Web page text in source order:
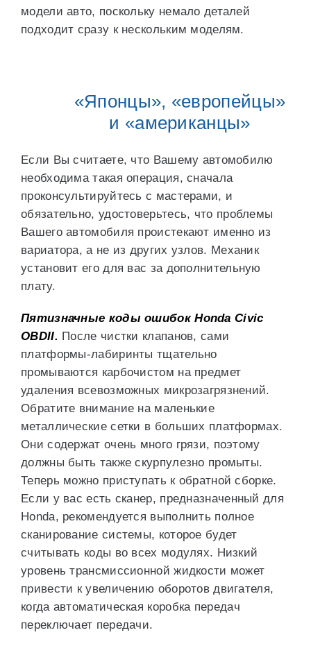
модели авто, поскольку немало деталей
подходит сразу к нескольким моделям.
«Японцы», «европейцы»
и «американцы»
Если Вы считаете, что Вашему автомобилю
необходима такая операция, сначала
проконсультируйтесь с мастерами, и
обязательно, удостоверьтесь, что проблемы
Вашего автомобиля проистекают именно из
вариатора, а не из других узлов. Механик
установит его для вас за дополнительную
плату.
Пятизначные коды ошибок Honda Civic
OBDII. После чистки клапанов, сами
платформы-лабиринты тщательно
промываются карбочистом на предмет
удаления всевозможных микрозагрязнений.
Обратите внимание на маленькие
металлические сетки в больших платформах.
Они содержат очень много грязи, поэтому
должны быть также скурпулезно промыты.
Теперь можно приступать к обратной сборке.
Если у вас есть сканер, предназначенный для
Honda, рекомендуется выполнить полное
сканирование системы, которое будет
считывать коды во всех модулях. Низкий
уровень трансмиссионной жидкости может
привести к увеличению оборотов двигателя,
когда автоматическая коробка передач
переключает передачи.